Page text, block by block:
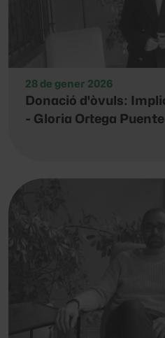
28 de gener 2026
Donació d'òvuls:
- Gloria Ortega Puente